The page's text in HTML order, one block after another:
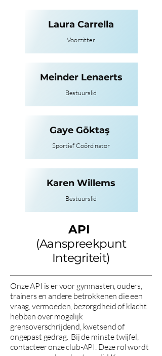
Laura Carrella
Voorzitter
Meinder Lenaerts
Bestuurslid
Gaye Göktaş
Sportief Coördinator
Karen Willems
Bestuurslid
API
(Aanspreekpunt
Integriteit)
Onze API is er voor gymnasten, ouders,
trainers en andere betrokkenen die een
vraag, vermoeden, bezorgdheid of klacht
hebben over mogelijk
grensoverschrijdend, kwetsend of
ongepast gedrag. Bij de minste twijfel,
contacteer onze club-API. Deze rol wordt